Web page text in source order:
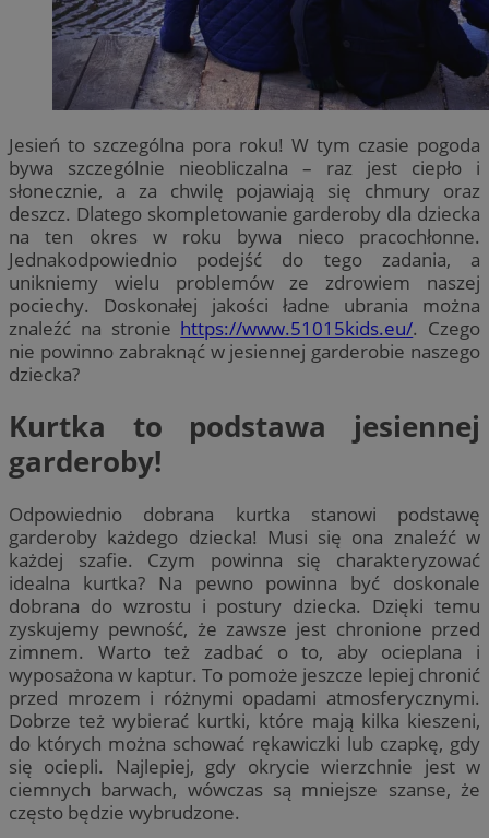
Jesień to szczególna pora roku! W tym czasie pogoda
bywa szczególnie nieobliczalna – raz jest ciepło i
słonecznie, a za chwilę pojawiają się chmury oraz
deszcz. Dlatego skompletowanie garderoby dla dziecka
na ten okres w roku bywa nieco pracochłonne.
Jednakodpowiednio podejść do tego zadania, a
unikniemy wielu problemów ze zdrowiem naszej
pociechy. Doskonałej jakości ładne ubrania można
znaleźć na stronie https://www.51015kids.eu/. Czego
nie powinno zabraknąć w jesiennej garderobie naszego
dziecka?
Kurtka to podstawa jesiennej
garderoby!
Odpowiednio dobrana kurtka stanowi podstawę
garderoby każdego dziecka! Musi się ona znaleźć w
każdej szafie. Czym powinna się charakteryzować
idealna kurtka? Na pewno powinna być doskonale
dobrana do wzrostu i postury dziecka. Dzięki temu
zyskujemy pewność, że zawsze jest chronione przed
zimnem. Warto też zadbać o to, aby ocieplana i
wyposażona w kaptur. To pomoże jeszcze lepiej chronić
przed mrozem i różnymi opadami atmosferycznymi.
Dobrze też wybierać kurtki, które mają kilka kieszeni,
do których można schować rękawiczki lub czapkę, gdy
się ociepli. Najlepiej, gdy okrycie wierzchnie jest w
ciemnych barwach, wówczas są mniejsze szanse, że
często będzie wybrudzone.